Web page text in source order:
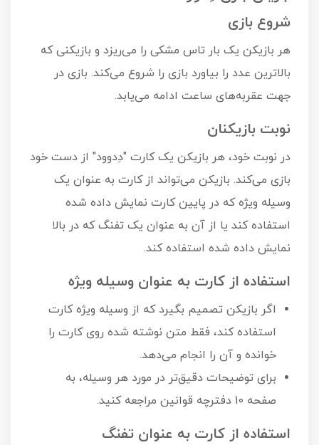
شروع بازی
هر بازیکن یک بار تاس مشکی را می‌ریزد و بازیکنی که
بالاترین عدد را بیاورد بازی را شروع می‌کند. بازی در
جهت عقربه‌های ساعت ادامه می‌یابد.
نوبت بازیکنان
در نوبت خود، هر بازیکن یک کارت "دِدوود" از دست خود
بازی می‌کند. بازیکن می‌تواند از کارت به عنوان یک
وسیله ویژه که در پایین کارت نمایش داده شده
استفاده کند یا از آن به عنوان یک تفنگ که در بالا
نمایش داده شده استفاده کند.
استفاده از کارت به عنوان وسیله ویژه
اگر بازیکن تصمیم بگیرد که از وسیله ویژه کارت
استفاده کند، فقط متن نوشته شده روی کارت را
خوانده و آن را انجام می‌دهد.
برای توضیحات دقیق‌تر در مورد هر وسیله، به
صفحه 10 دفترچه قوانین مراجعه کنید.
استفاده از کارت به عنوان تفنگ